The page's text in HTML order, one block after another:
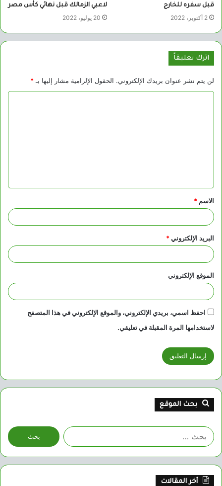
قبل سفره للخارج
2 أكتوبر، 2022
لاعبي الزمالك قبل نهائي كأس مصر
20 يوليو، 2022
اترك تعليقاً
لن يتم نشر عنوان بريدك الإلكتروني. الحقول الإلزامية مشار إليها بـ *
ق
*
الاسم *
البريد الإلكتروني*
الموقع الإلكتروني
احفظ اسمي، بريدي الإلكتروني، والموقع الإلكتروني في هذا المتصفح
لاستخدامها المرة المقبلة في تعليقي.
بحث الموقع
البحث
عن:
أخر المقالات